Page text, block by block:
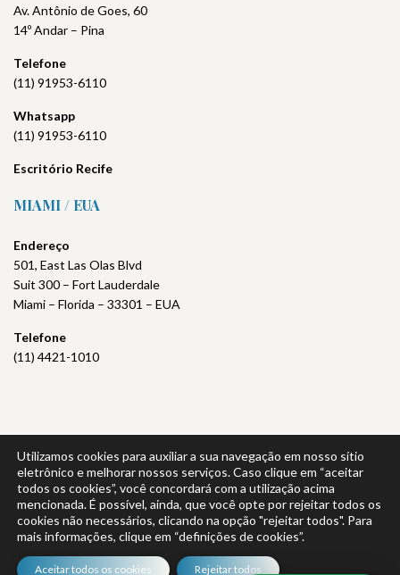
Av. Antônio de Goes, 60
14º Andar – Pina
Telefone
(11) 91953-6110
Whatsapp
(11) 91953-6110
Escritório Recife
MIAMI / EUA
Endereço
501, East Las Olas Blvd
Suit 300 – Fort Lauderdale
Miami – Florida – 33301 – EUA
Telefone
(11) 4421-1010
Política de Privacidade| Política da Qualidade
Utilizamos cookies para auxiliar a sua navegação em nosso sítio
eletrônico e melhorar nossos serviços. Caso clique em “aceitar
todos os cookies”, você concordará com a utilização acima
mencionada. É possível, ainda, que você opte por rejeitar todos os
cookies não necessários, clicando na opção "rejeitar todos". Para
mais informações, clique em “definições de cookies”.
Aceitar todos os cookies Rejeitar todos